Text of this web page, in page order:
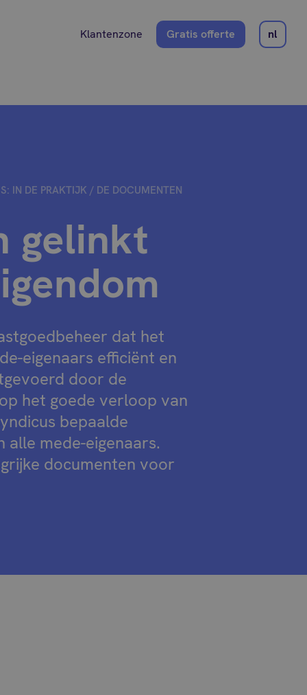
Klantenzone Gratis offerte nl
IN DE PRAKTIJK / DE DOCUMENTEN
gelinkt
dat het
eigenaars efficiënt en
door de
het goede verloop van
bepaalde
mede-eigenaars.
documenten voor